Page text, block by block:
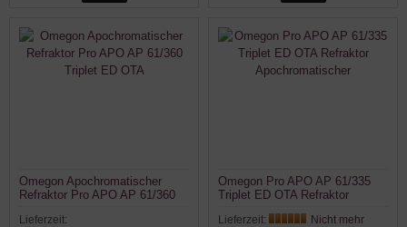
Omegon Apochromatischer
Refraktor Pro APO AP 61/360
Lieferzeit:
Omegon Pro APO AP 61/335
Triplet ED OTA Refraktor
Lieferzeit:
Nicht mehr